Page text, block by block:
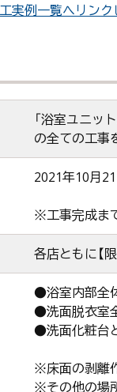
実例一覧へリンク
「浴室ユニッ
の全ての工事
2021年10月
※工事完成ま
各店ともに【
●浴室内部全
●洗面脱衣室
●洗面化粧台
※床面の剥離
※その他の場